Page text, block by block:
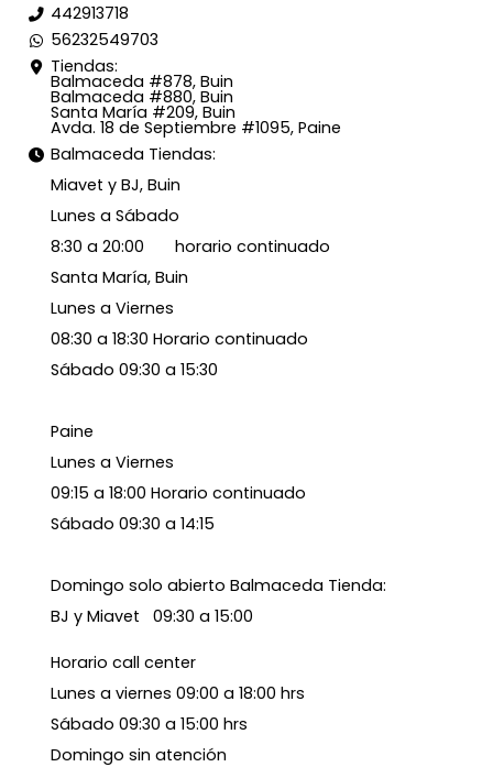
442913718
56232549703
Tiendas:
Balmaceda #878, Buin
Balmaceda #880, Buin
Santa María #209, Buin
Avda. 18 de Septiembre #1095, Paine
Balmaceda Tiendas:
Miavet y BJ, Buin
Lunes a Sábado
8:30 a 20:00 horario continuado
Santa María, Buin
Lunes a Viernes
08:30 a 18:30 Horario continuado
Sábado 09:30 a 15:30
Paine
Lunes a Viernes
09:15 a 18:00 Horario continuado
Sábado 09:30 a 14:15
Domingo solo abierto Balmaceda Tienda:
BJ y Miavet 09:30 a 15:00
Horario call center
Lunes a viernes 09:00 a 18:00 hrs
Sábado 09:30 a 15:00 hrs
Domingo sin atención